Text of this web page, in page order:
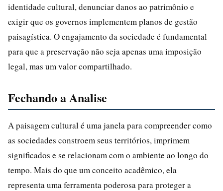
identidade cultural, denunciar danos ao patrimônio e
exigir que os governos implementem planos de gestão
paisagística. O engajamento da sociedade é fundamental
para que a preservação não seja apenas uma imposição
legal, mas um valor compartilhado.
Fechando a Analise
A paisagem cultural é uma janela para compreender como
as sociedades constroem seus territórios, imprimem
significados e se relacionam com o ambiente ao longo do
tempo. Mais do que um conceito acadêmico, ela
representa uma ferramenta poderosa para proteger a